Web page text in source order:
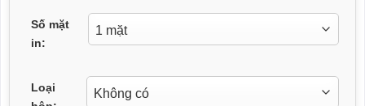
Số mặt
in:
Loại